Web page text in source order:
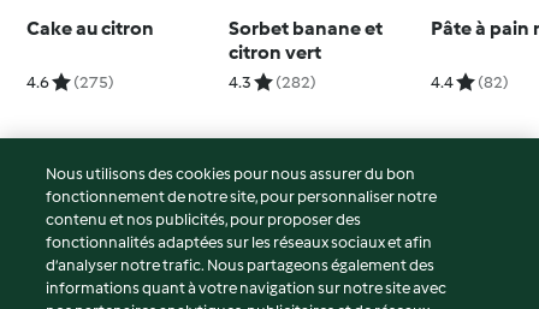
Cake au citron
4.6 (275)
Sorbet banane et
citron vert
4.3 (282)
Pâte à pain
4.4 (82)
© Copyright 2026
Conditions d'utilisation
Politique de confidentialité
Nous utilisons des cookies pour nous assurer du bon
fonctionnement de notre site, pour personnaliser notre
contenu et nos publicités, pour proposer des
fonctionnalités adaptées sur les réseaux sociaux et afin
d’analyser notre trafic. Nous partageons également des
informations quant à votre navigation sur notre site avec